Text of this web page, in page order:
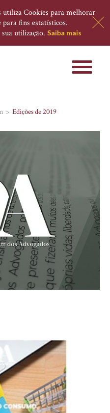
utiliza Cookies para melhorar
para fins estatísticos.
utilização. Saiba mais
Toggle
Edições de 2019